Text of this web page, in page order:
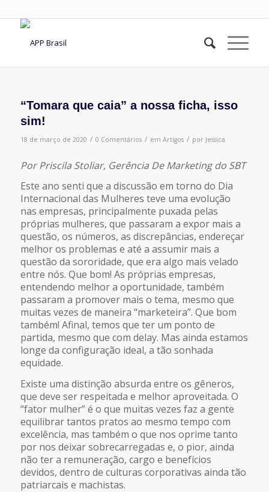
“Tomara que caia” a nossa ficha, isso
sim!
18 de março de 2020 / 0 Comentários / em Artigos / por Jessica
Por Priscila Stoliar, Gerência De Marketing do SBT
Este ano senti que a discussão em torno do Dia
Internacional das Mulheres teve uma evolução
nas empresas, principalmente puxada pelas
próprias mulheres, que passaram a expor mais a
questão, os números, as discrepâncias, endereçar
melhor os problemas e até a assumir mais a
questão da sororidade, que era algo mais velado
entre nós. Que bom! As próprias empresas,
entendendo melhor a oportunidade, também
passaram a promover mais o tema, mesmo que
muitas vezes de maneira “marketeira”. Que bom
também! Afinal, temos que ter um ponto de
partida, mesmo que com delay. Mas ainda estamos
longe da configuração ideal, a tão sonhada
equidade.
Existe uma distinção absurda entre os gêneros,
que deve ser respeitada e melhor aproveitada. O
“fator mulher” é o que muitas vezes faz a gente
equilibrar tantos pratos ao mesmo tempo com
excelência, mas também o que nos oprime tanto
por nos deixar sobrecarregadas e, o pior, ainda
não ter a remuneração, cargo e benefícios
devidos, dentro de culturas corporativas ainda tão
patriarcais e machistas.